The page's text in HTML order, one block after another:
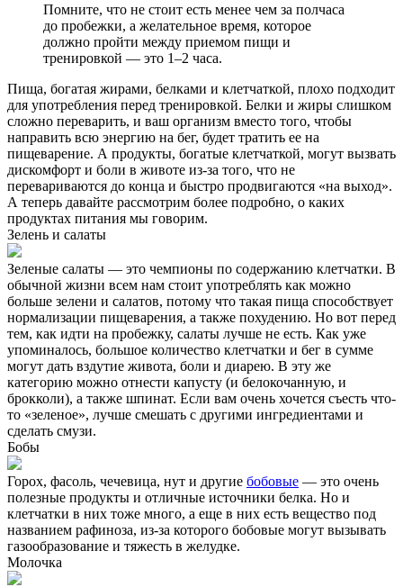
Помните, что не стоит есть менее чем за полчаса
до пробежки, а желательное время, которое
должно пройти между приемом пищи и
тренировкой — это 1–2 часа.
Пища, богатая жирами, белками и клетчаткой, плохо подходит
для употребления перед тренировкой. Белки и жиры слишком
сложно переварить, и ваш организм вместо того, чтобы
направить всю энергию на бег, будет тратить ее на
пищеварение. А продукты, богатые клетчаткой, могут вызвать
дискомфорт и боли в животе из-за того, что не
перевариваются до конца и быстро продвигаются «на выход».
А теперь давайте рассмотрим более подробно, о каких
продуктах питания мы говорим.
Зелень и салаты
Зеленые салаты — это чемпионы по содержанию клетчатки. В
обычной жизни всем нам стоит употреблять как можно
больше зелени и салатов, потому что такая пища способствует
нормализации пищеварения, а также похудению. Но вот перед
тем, как идти на пробежку, салаты лучше не есть. Как уже
упоминалось, большое количество клетчатки и бег в сумме
могут дать вздутие живота, боли и диарею. В эту же
категорию можно отнести капусту (и белокочанную, и
брокколи), а также шпинат. Если вам очень хочется съесть что-
то «зеленое», лучше смешать с другими ингредиентами и
сделать смузи.
Бобы
Горох, фасоль, чечевица, нут и другие бобовые — это очень
полезные продукты и отличные источники белка. Но и
клетчатки в них тоже много, а еще в них есть вещество под
названием рафиноза, из-за которого бобовые могут вызывать
газообразование и тяжесть в желудке.
Молочка